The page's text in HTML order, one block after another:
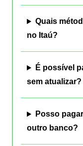
Quais
no Itaú?
É possível
sem atualizar?
Posso
outro banco?